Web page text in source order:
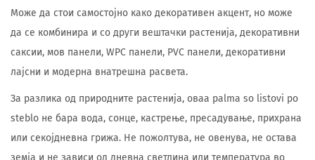
Може да стои самостојно како декоративен акцент, но може
да се комбинира и со други вештачки растенија, декоративни
саксии, мов панели, WPC панели, PVC панели, декоративни
лајсни и модерна внатрешна расвета.
За разлика од природните растенија, оваа palma so listovi po
steblo не бара вода, сонце, кастрење, пресадување, прихрана
или секојдневна грижа. Не пожолтува, не овенува, не остава
земја и не зависи од дневна светлина или температура во